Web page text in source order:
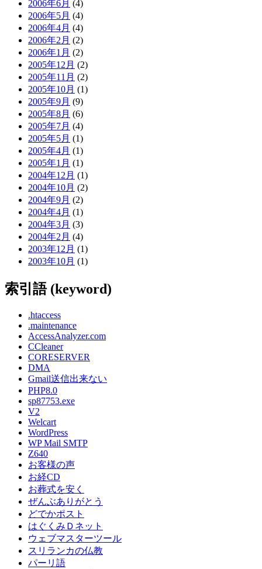
2006年6月 (4)
2006年5月 (4)
2006年4月 (4)
2006年2月 (2)
2006年1月 (2)
2005年12月 (2)
2005年11月 (2)
2005年10月 (1)
2005年9月 (9)
2005年8月 (6)
2005年7月 (4)
2005年5月 (1)
2005年4月 (1)
2005年1月 (1)
2004年12月 (1)
2004年10月 (2)
2004年9月 (2)
2004年4月 (1)
2004年3月 (3)
2004年2月 (4)
2003年12月 (1)
2003年10月 (1)
索引語 (keyword)
.htaccess
.maintenance
AccessAnalyzer.com
CCleaner
CORESERVER
DMA
Gmail送信出来ない
PHP8.0
sp87753.exe
V2
Welcart
WordPress
WP Mail SMTP
Z640
お客様の声
お経CD
お葬式を安く
ぜんぶありがとう
どでかポスト
はぐくみＤネット
ウェブマスターツール
スリランカの仏教
パーリ語